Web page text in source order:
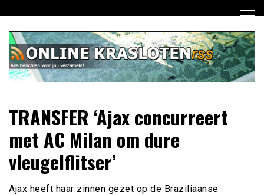
naar
inhoud
Online Krasloten RSS
jou verzameld
TRANSFER ‘Ajax concurreert
met AC Milan om dure
vleugelflitser’
Ajax heeft haar zinnen gezet op de Braziliaanse